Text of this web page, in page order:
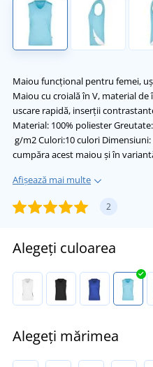
Maiou funcțional pentru femei,
Maiou cu croială în V, material de
uscare rapidă, inserții
Material: 100% poliester
g/m2 Culori:10 culori Dimensiuni:
cumpăra acest maiou și în
Afișează mai multe
2
Alegeți culoarea
Alegeți mărimea